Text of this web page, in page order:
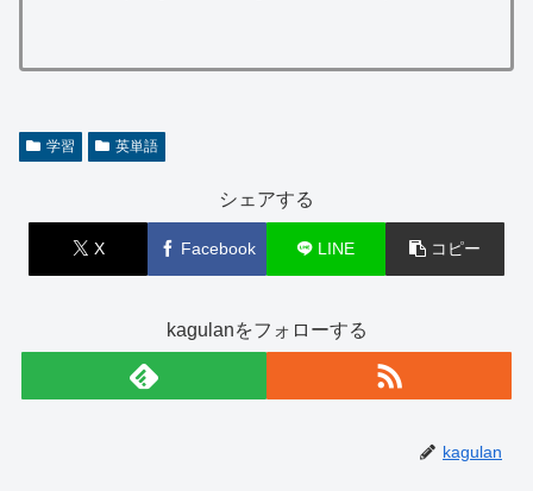
学習 英単語
シェアする
X Facebook LINE コピー
kagulanをフォローする
kagulan